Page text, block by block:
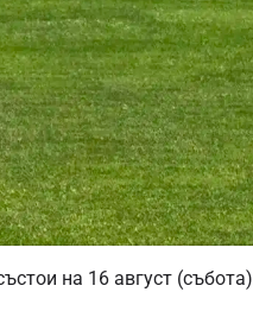
на 16 август